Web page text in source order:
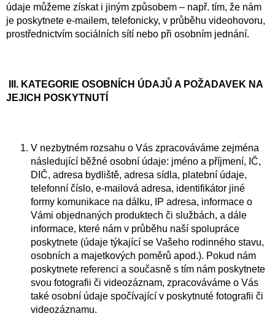
údaje můžeme získat i jiným způsobem – např. tím, že nám
je poskytnete e-mailem, telefonicky, v průběhu videohovoru,
prostřednictvím sociálních sítí nebo při osobním jednání.
III. KATEGORIE OSOBNÍCH ÚDAJŮ A POŽADAVEK NA
JEJICH POSKYTNUTÍ
V nezbytném rozsahu o Vás zpracováváme zejména
následující běžné osobní údaje: jméno a příjmení, IČ,
DIČ, adresa bydliště, adresa sídla, platební údaje,
telefonní číslo, e-mailová adresa, identifikátor jiné
formy komunikace na dálku, IP adresa, informace o
Vámi objednaných produktech či službách, a dále
informace, které nám v průběhu naší spolupráce
poskytnete (údaje týkající se Vašeho rodinného stavu,
osobních a majetkových poměrů apod.). Pokud nám
poskytnete referenci a současně s tím nám poskytnete
svou fotografii či videozáznam, zpracováváme o Vás
také osobní údaje spočívající v poskytnuté fotografii či
videozáznamu.